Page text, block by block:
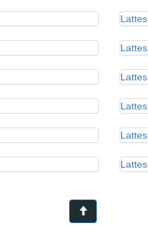
Lattes
Lattes
Lattes
Lattes
Lattes
Lattes